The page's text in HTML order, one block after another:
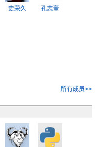
史荣久 孔志奎
所有成员>>